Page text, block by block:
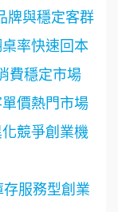
牌與穩定客群
率快速回本
費穩定市場
價熱門市場
競爭創業機
服務型創業
萬 ~150萬
新北市
50萬~75萬
台南
新竹市